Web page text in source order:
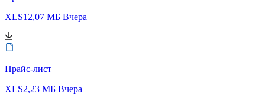
XLS12,07 МБ Вчера
Прайс-лист
XLS2,23 МБ Вчера